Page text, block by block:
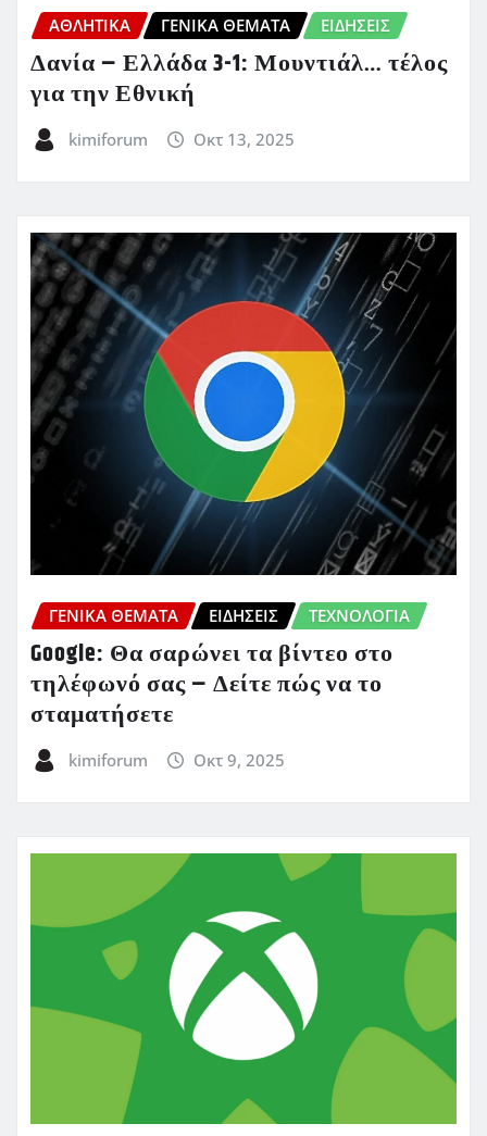
ΑΘΛΗΤΙΚΑ ΓΕΝΙΚΑ ΘΕΜΑΤΑ ΕΙΔΗΣΕΙΣ
Δανία – Ελλάδα 3-1: Μουντιάλ… τέλος
για την Εθνική
kimiforum Οκτ 13, 2025
ΓΕΝΙΚΑ ΘΕΜΑΤΑ ΕΙΔΗΣΕΙΣ ΤΕΧΝΟΛΟΓΙΑ
Google: Θα σαρώνει τα βίντεο στο
τηλέφωνό σας – Δείτε πώς να το
σταματήσετε
kimiforum Οκτ 9, 2025